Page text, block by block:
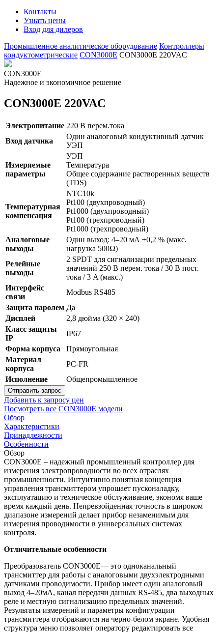
Контакты
Узнать цены
Вход для дилеров
Промышленное аналитическое оборудование Контроллеры
кондуктометрические CON3000E CON3000E 220VAC
CON3000E
Надежное и экономичное решение
CON3000E 220VAC
Электропитание 220 В перем.тока
Вход датчика
Один аналоговый кондуктивный датчик
УЭП
Измеряемые
параметры
УЭП
Температура
Общее содержание растворенных веществ
(TDS)
Температурная
компенсация
NTC10k
Pt100 (двухпроводный)
Pt1000 (двухпроводный)
Pt100 (трехпроводный)
Pt1000 (трехпроводный)
Аналоговые
выходы
Один выход: 4–20 мА ±0,2 % (макс.
нагрузка 500Ω)
Релейные
выходы
2 SPDT для сигнализации предельных
значений 250 В перем. тока / 30 В пост.
тока / 3 A (макс.)
Интерфейс
связи
Modbus RS485
Защита паролем Да
Дисплей
2,8 дюйма (320 × 240)
Класс защиты
IP
IP67
Форма корпуса
Прямоугольная
Материал
корпуса
PC-FR
Исполнение
Общепромышленное
Отправить запрос
Добавить к запросу цен
Посмотреть все CON3000E модели
Обзор
Характеристики
Принадлежности
Особенности
Обзор
CON3000E – надежный промышленный контроллер для
измерения электропроводности во всех отраслях
промышленности. Интуитивно понятная концепция
управления трансмиттером упрощает пусконаладку,
эксплуатацию и техническое обслуживание, экономя ваше
время каждый день. Непревзойденная точность в широком
диапазоне измерений делает прибор незаменимым для
измерения проводимости в универсальных системах
контроля.
Отличительные особенности
Преобразователь CON3000E— это одноканальный
трансмиттер для работы с аналоговыми двухэлектродными
датчиками проводимости. Прибор имеет один аналоговый
выход 4–20мА, канал передачи данных RS-485, два выходных
реле и местную сигнализацию предельных значений.
Результаты измерений и параметры конфигурации
трансмиттера отображаются на черно-белом экране. Удобная
структура меню позволяет оператору редактировать все